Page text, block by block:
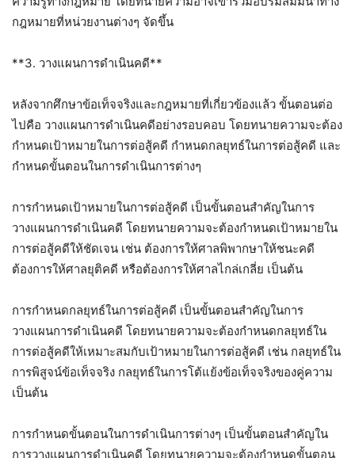
กฎหมายที่หน่วยงานต่างๆ จัดขึ้น
**3. วางแผนการดำเนินคดี**
หลังจากศึกษาข้อเท็จจริงและกฎหมายที่เกี่ยวข้องแล้ว ขั้นตอนต่อ
ไปคือ วางแผนการดำเนินคดีอย่างรอบคอบ โดยทนายความจะต้อง
กำหนดเป้าหมายในการต่อสู้คดี กำหนดกลยุทธ์ในการต่อสู้คดี และ
กำหนดขั้นตอนในการดำเนินการต่างๆ
การกำหนดเป้าหมายในการต่อสู้คดี เป็นขั้นตอนสำคัญในการ
วางแผนการดำเนินคดี โดยทนายความจะต้องกำหนดเป้าหมายใน
การต่อสู้คดีให้ชัดเจน เช่น ต้องการให้ศาลพิพากษาให้ชนะคดี
ต้องการให้ศาลยุติคดี หรือต้องการให้ศาลไกล่เกลี่ย เป็นต้น
การกำหนดกลยุทธ์ในการต่อสู้คดี เป็นขั้นตอนสำคัญในการ
วางแผนการดำเนินคดี โดยทนายความจะต้องกำหนดกลยุทธ์ใน
การต่อสู้คดีให้เหมาะสมกับเป้าหมายในการต่อสู้คดี เช่น กลยุทธ์ใน
การพิสูจน์ข้อเท็จจริง กลยุทธ์ในการโต้แย้งข้อเท็จจริงของคู่ความ
เป็นต้น
การกำหนดขั้นตอนในการดำเนินการต่างๆ เป็นขั้นตอนสำคัญใน
การวางแผนการดำเนินคดี โดยทนายความจะต้องกำหนดขั้นตอน